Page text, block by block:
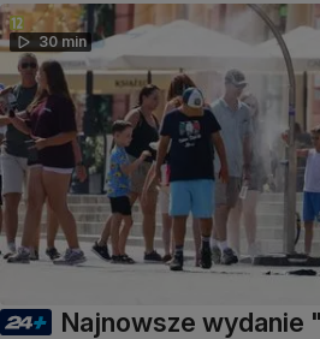
30 min
Najnowsze wydanie